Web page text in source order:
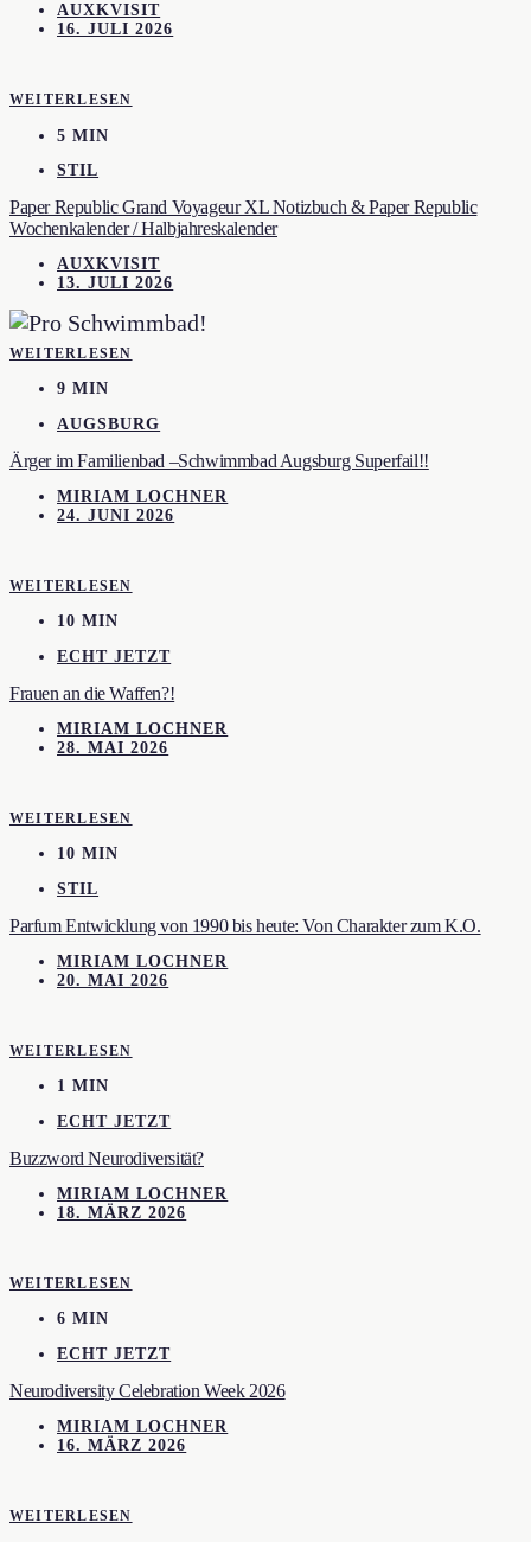
AUXKVISIT
16. JULI 2026
WEITERLESEN
5 MIN
STIL
Paper Republic Grand Voyageur XL Notizbuch & Paper Republic
Wochenkalender / Halbjahreskalender
AUXKVISIT
13. JULI 2026
WEITERLESEN
9 MIN
AUGSBURG
Ärger im Familienbad –Schwimmbad Augsburg Superfail!!
MIRIAM LOCHNER
24. JUNI 2026
WEITERLESEN
10 MIN
ECHT JETZT
Frauen an die Waffen?!
MIRIAM LOCHNER
28. MAI 2026
WEITERLESEN
10 MIN
STIL
Parfum Entwicklung von 1990 bis heute: Von Charakter zum K.O.
MIRIAM LOCHNER
20. MAI 2026
WEITERLESEN
1 MIN
ECHT JETZT
Buzzword Neurodiversität?
MIRIAM LOCHNER
18. MÄRZ 2026
WEITERLESEN
6 MIN
ECHT JETZT
Neurodiversity Celebration Week 2026
MIRIAM LOCHNER
16. MÄRZ 2026
WEITERLESEN